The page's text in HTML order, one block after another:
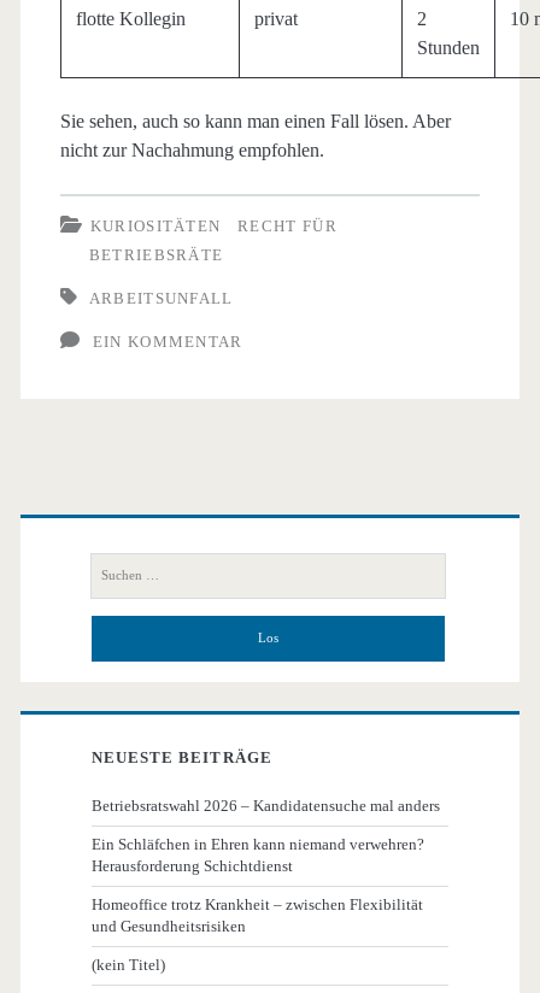
flotte Kollegin privat
2
Stunden
10
Sie sehen, auch so kann man einen Fall lösen. Aber
nicht zur Nachahmung empfohlen.
KURIOSITÄTEN
RECHT FÜR
BETRIEBSRÄTE
ARBEITSUNFALL
EIN KOMMENTAR
Primäre
Seitenleiste
nach:
NEUESTE BEITRÄGE
Betriebsratswahl 2026 – Kandidatensuche mal anders
Ein Schläfchen in Ehren kann niemand verwehren?
Herausforderung Schichtdienst
Homeoffice trotz Krankheit – zwischen Flexibilität
und Gesundheitsrisiken
(kein Titel)